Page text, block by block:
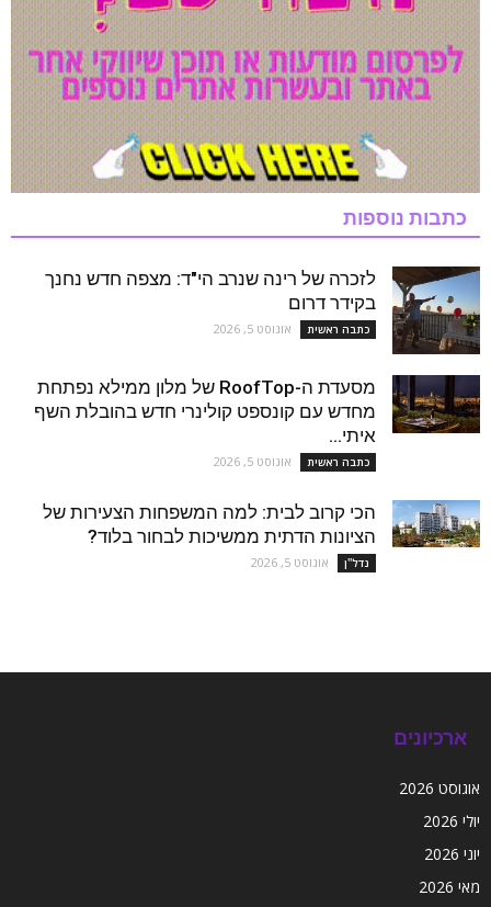
כתבות נוספות
לזכרה של רינה שנרב הי"ד: מצפה חדש נחנך
בקידר דרום
כתבה ראשית אוגוסט 5, 2026
מסעדת ה-RoofTop של מלון ממילא נפתחת
מחדש עם קונספט קולינרי חדש בהובלת השף
איתי...
כתבה ראשית אוגוסט 5, 2026
הכי קרוב לבית: למה המשפחות הצעירות של
הציונות הדתית ממשיכות לבחור בלוד?
נדל''ן אוגוסט 5, 2026
ארכיונים
אוגוסט 2026
יולי 2026
יוני 2026
מאי 2026